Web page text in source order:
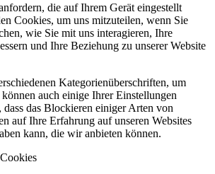
die auf Ihrem Gerät eingestellt
Cookies, um uns mitzuteilen, wenn Sie
wie Sie mit uns interagieren, Ihre
und Ihre Beziehung zu unserer Website
Kategorienüberschriften, um
auch einige Ihrer Einstellungen
dass das Blockieren einiger Arten von
auf Ihre Erfahrung auf unseren Websites
kann, die wir anbieten können.